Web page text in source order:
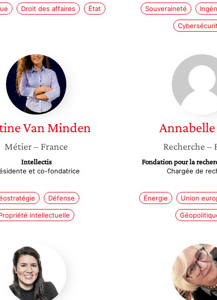
Droit des affaires État Souveraineté
Justine
Van
Minden
Van Minden
Métier– France
Intellectis
et co-fondatrice
Défense
intellectuelle
Livet
Annabelle
Recherche –
Fondation pour la
Chargée de
Énergie Union
Scheherazade
Abboub